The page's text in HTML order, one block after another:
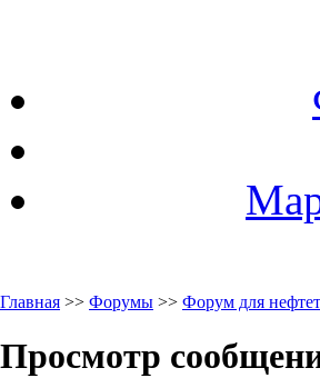
Главная >> Форумы >> Форум для
Просмотр